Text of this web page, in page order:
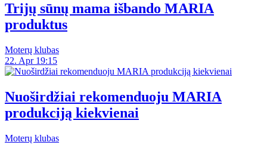
Trijų sūnų mama išbando MARIA
produktus
Moterų klubas
22. Apr 19:15
Nuoširdžiai rekomenduoju MARIA
produkciją kiekvienai
Moterų klubas